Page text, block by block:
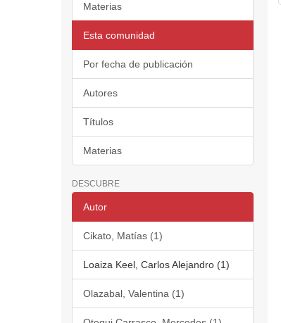
Materias
Esta comunidad
Por fecha de publicación
Autores
Títulos
Materias
DESCUBRE
Autor
Cikato, Matías (1)
Loaiza Keel, Carlos Alejandro (1)
Olazabal, Valentina (1)